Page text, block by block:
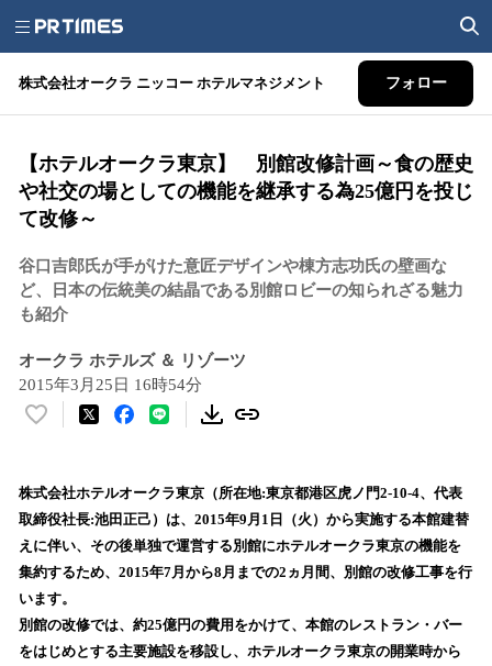
株式会社オークラ ニッコー ホテルマネジメント フォロー
【ホテルオークラ東京】 別館改修計画～食の歴史
や社交の場としての機能を継承する為25億円を投じ
て改修～
谷口吉郎氏が手がけた意匠デザインや棟方志功氏の壁画な
ど、日本の伝統美の結晶である別館ロビーの知られざる魅力
も紹介
オークラ ホテルズ ＆ リゾーツ
2015年3月25日 16時54分
い
！
数
を
読
み
込
み
中
株式会社ホテルオークラ東京（所在地:東京都港区虎ノ門2-10-4、代表
取締役社長:池田正己）は、2015年9月1日（火）から実施する本館建替
えに伴い、その後単独で運営する別館にホテルオークラ東京の機能を
集約するため、2015年7月から8月までの2ヵ月間、別館の改修工事を行
います。
別館の改修では、約25億円の費用をかけて、本館のレストラン・バー
をはじめとする主要施設を移設し、ホテルオークラ東京の開業時から